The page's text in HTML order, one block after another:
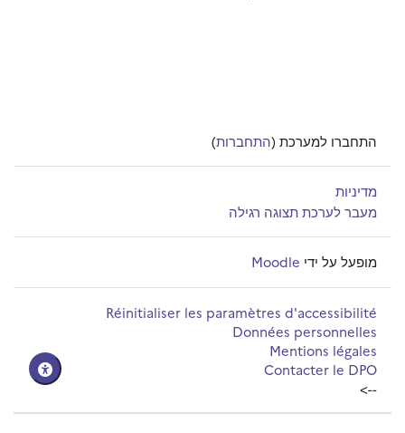
התחברו למערכת (התחברות)
מדיניות
מעבר לערכת תצוגה רגילה
מופעל על ידי Moodle
Réinitialiser les paramètres d'accessibilité
Données personnelles
Mentions légales
Contacter le DPO
-->